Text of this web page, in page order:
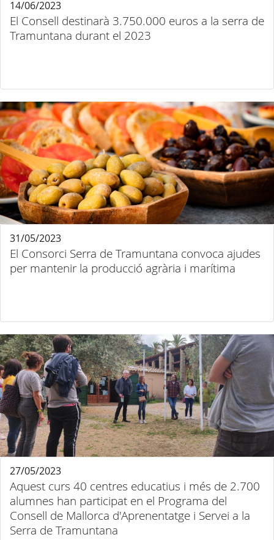
El Consell destinarà 3.750.000 euros a la serra de
Tramuntana durant el 2023
14/06/2023
El Consorci Serra de Tramuntana convoca ajudes
per mantenir la producció agrària i marítima
31/05/2023
Aquest curs 40 centres educatius i més de 2.700
alumnes han participat en el Programa del
Consell de Mallorca d'Aprenentatge i Servei a la
Serra de Tramuntana
27/05/2023